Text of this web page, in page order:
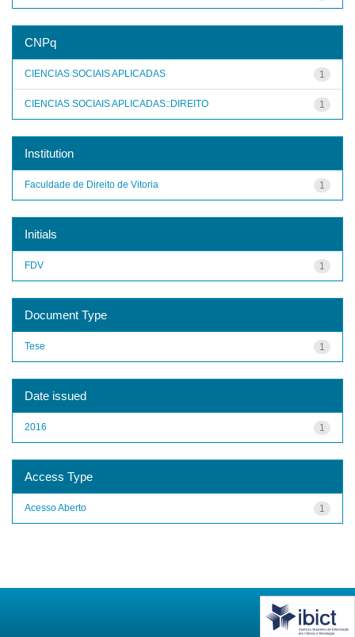
CNPq
1
CIENCIAS SOCIAIS APLICADAS
1
CIENCIAS SOCIAIS APLICADAS::DIREITO
Institution
1
Faculdade de Direito de Vitoria
Initials
1
FDV
Document Type
1
Tese
Date issued
1
2016
Access Type
1
Acesso Aberto